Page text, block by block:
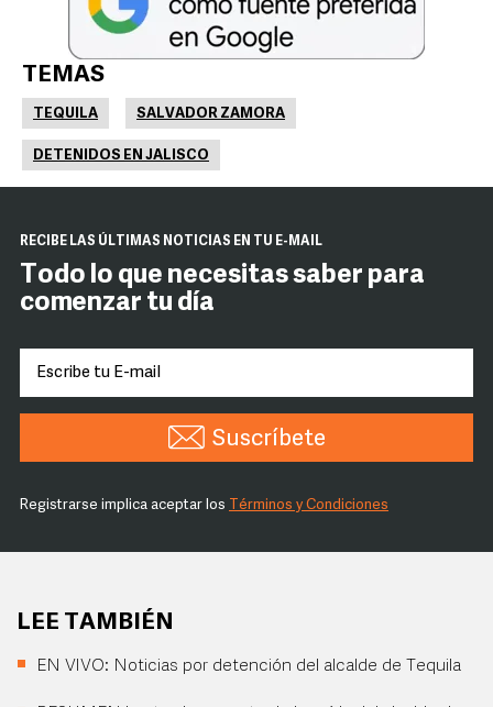
TEMAS
TEQUILA SALVADOR ZAMORA
DETENIDOS EN JALISCO
RECIBE LAS ÚLTIMAS NOTICIAS EN TU E-MAIL
Todo lo que necesitas saber para
comenzar tu día
Suscríbete
Registrarse implica aceptar los Términos y Condiciones
LEE TAMBIÉN
EN VIVO: Noticias por detención del alcalde de Tequila